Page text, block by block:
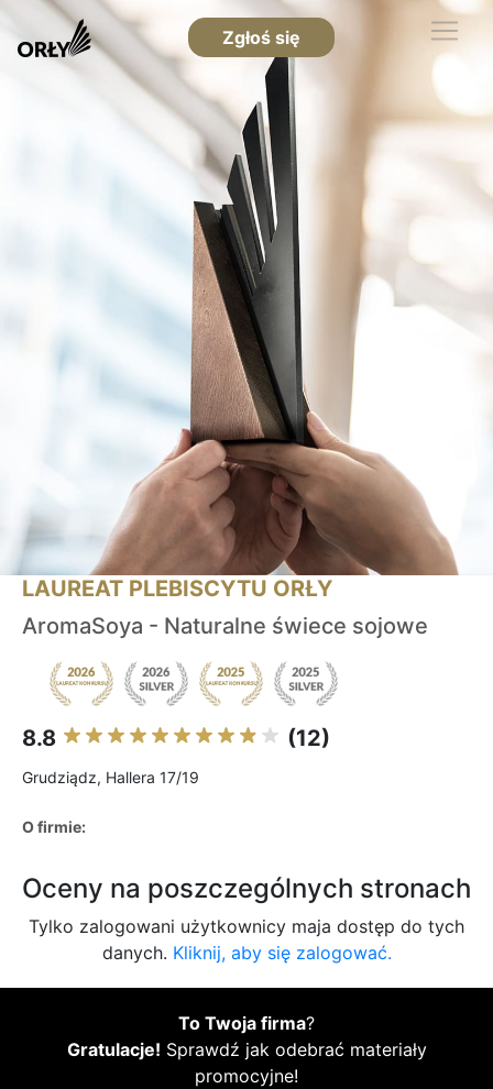
Zgłoś się
LAUREAT PLEBISCYTU ORŁY
AromaSoya - Naturalne świece sojowe
8.8 (12)
Grudziądz, Hallera 17/19
O firmie:
Oceny na poszczególnych stronach
Tylko zalogowani użytkownicy maja dostęp do tych
danych. Kliknij, aby się zalogować.
To Twoja firma?
Gratulacje! Sprawdź jak odebrać materiały
promocyjne!